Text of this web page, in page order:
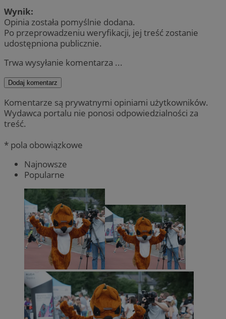
Wynik:
Opinia została pomyślnie dodana.
Po przeprowadzeniu weryfikacji, jej treść zostanie
udostępniona publicznie.
Trwa wysyłanie komentarza ...
Dodaj komentarz
Komentarze są prywatnymi opiniami użytkowników.
Wydawca portalu nie ponosi odpowiedzialności za
treść.
* pola obowiązkowe
Najnowsze
Popularne